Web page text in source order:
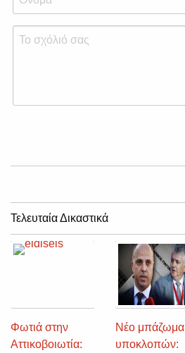
Τελευταία Δικαστικά
Φωτιά στην
Αττικοβοιωτία:
Νέο μπάζωμα
υποκλοπών: